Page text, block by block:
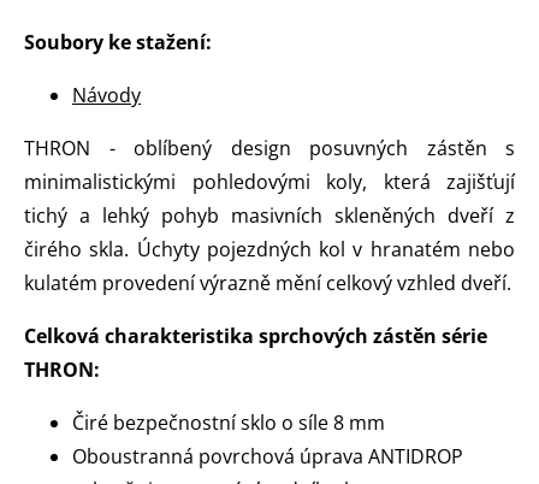
Soubory ke stažení:
Návody
THRON - oblíbený design posuvných zástěn s
minimalistickými pohledovými koly, která zajišťují
tichý a lehký pohyb masivních skleněných dveří z
čirého skla. Úchyty pojezdných kol v hranatém nebo
kulatém provedení výrazně mění celkový vzhled dveří.
Celková charakteristika sprchových zástěn série
THRON:
Čiré bezpečnostní sklo o síle 8 mm
Oboustranná povrchová úprava ANTIDROP